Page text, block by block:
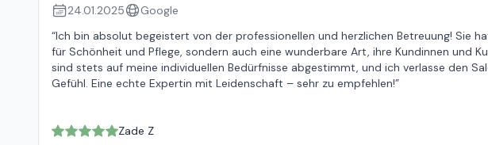
24.01.2025
Google
“Ich bin absolut begeistert von der professionellen und herzlichen Betreuung! Sie
für Schönheit und Pflege, sondern auch eine wunderbare Art, ihre Kundinnen und
sind stets auf meine individuellen Bedürfnisse abgestimmt, und ich verlasse den
Gefühl. Eine echte Expertin mit Leidenschaft – sehr zu empfehlen!”
Zade Z